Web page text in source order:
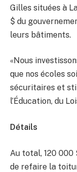
Gilles situées à
$ du
leurs bâtiments.
«Nous
que nos écoles
sécuritaires et
l’Éducation, du
Détails
Au total, 120 000
de refaire la